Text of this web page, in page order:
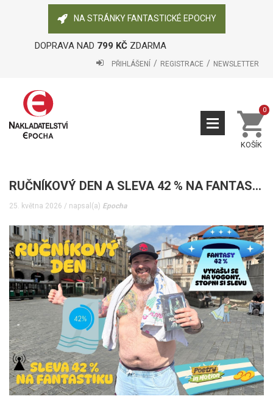
NA STRÁNKY FANTASTICKÉ EPOCHY
DOPRAVA NAD 799 KČZDARMA
PŘIHLÁŠENÍ REGISTRACE NEWSLETTER
KOŠÍK
0
RUČNÍKOVÝ DEN A SLEVA 42 % NA FANTASTIKU, STOPAŘI!
25. května 2026 / napsal(a) Epocha